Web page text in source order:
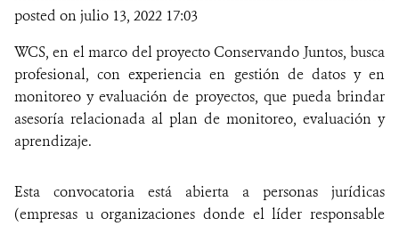
posted on julio 13, 2022 17:03
WCS, en el marco del proyecto Conservando Juntos, busca
profesional, con experiencia en gestión de datos y en
monitoreo y evaluación de proyectos, que pueda brindar
asesoría relacionada al plan de monitoreo, evaluación y
aprendizaje.
Esta convocatoria está abierta a personas jurídicas
(empresas u organizaciones donde el líder responsable